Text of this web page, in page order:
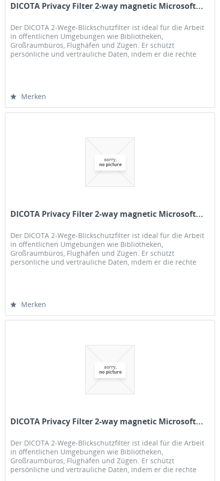
DICOTA Privacy Filter 2-way magnetic Microsoft...
Der DICOTA 2-Wege-Blickschutzfilter ist ideal für die Arbeit
in öffentlichen Umgebungen wie Bibliotheken,
Großraumbüros, Flughäfen und Zügen. Er schützt
persönliche und vertrauliche Daten, indem er die rechte
Merken
DICOTA Privacy Filter 2-way magnetic Microsoft...
Der DICOTA 2-Wege-Blickschutzfilter ist ideal für die Arbeit
in öffentlichen Umgebungen wie Bibliotheken,
Großraumbüros, Flughäfen und Zügen. Er schützt
persönliche und vertrauliche Daten, indem er die rechte
Merken
DICOTA Privacy Filter 2-way magnetic Microsoft...
Der DICOTA 2-Wege-Blickschutzfilter ist ideal für die Arbeit
in öffentlichen Umgebungen wie Bibliotheken,
Großraumbüros, Flughäfen und Zügen. Er schützt
persönliche und vertrauliche Daten, indem er die rechte